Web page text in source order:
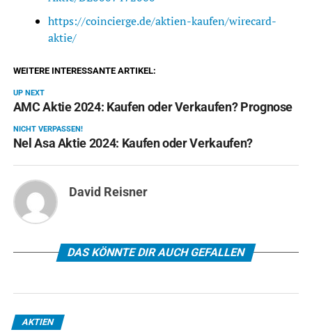
https://coincierge.de/aktien-kaufen/wirecard-
aktie/
WEITERE INTERESSANTE ARTIKEL:
UP NEXT
AMC Aktie 2024: Kaufen oder Verkaufen? Prognose
NICHT VERPASSEN!
Nel Asa Aktie 2024: Kaufen oder Verkaufen?
David Reisner
DAS KÖNNTE DIR AUCH GEFALLEN
AKTIEN